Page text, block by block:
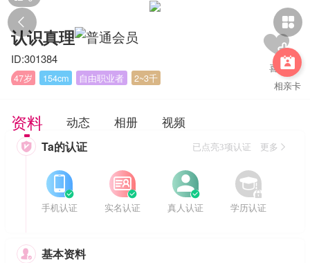
 

相亲卡
认识真理
ID:301384
47岁 154cm 自由职业者 2~3千
资料 动态 相册 视频
 Ta的认证 已点亮3项认证 更多


手机认证


实名认证


真人认证


学历认证
 基本资料